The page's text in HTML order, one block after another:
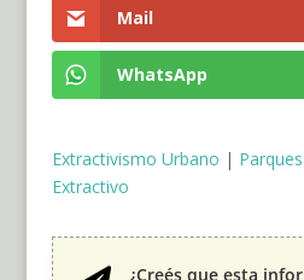
Mail
WhatsApp
Extractivismo Urbano |
Extractivo
¿Creés que esta